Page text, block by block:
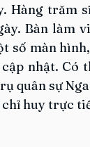
Hàng trăm
Bàn làm
số màn
nhật. Có
quân sự
huy trực